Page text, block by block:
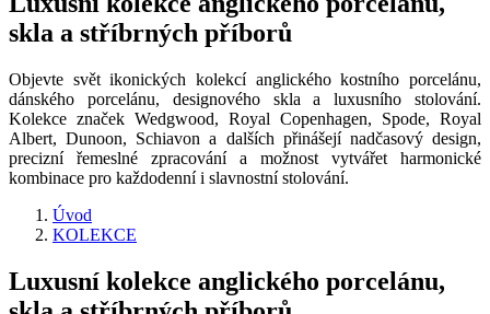
skla a stříbrných příborů
Objevte svět ikonických kolekcí anglického kostního porcelánu,
dánského porcelánu, designového skla a luxusního stolování.
Kolekce značek Wedgwood, Royal Copenhagen, Spode, Royal
Albert, Dunoon, Schiavon a dalších přinášejí nadčasový design,
precizní řemeslné zpracování a možnost vytvářet harmonické
kombinace pro každodenní i slavnostní stolování.
Úvod
KOLEKCE
Luxusní kolekce anglického porcelánu,